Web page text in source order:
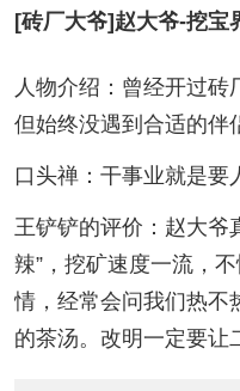
[砖厂大爷]赵大爷-挖宝
人物介绍：曾经开过砖
但始终没遇到合适的伴
口头禅：干事业就是要
王铲铲的评价：赵大爷
辣”，挖矿速度一流，
情，经常会问我们热不
的茶汤。改明一定要让